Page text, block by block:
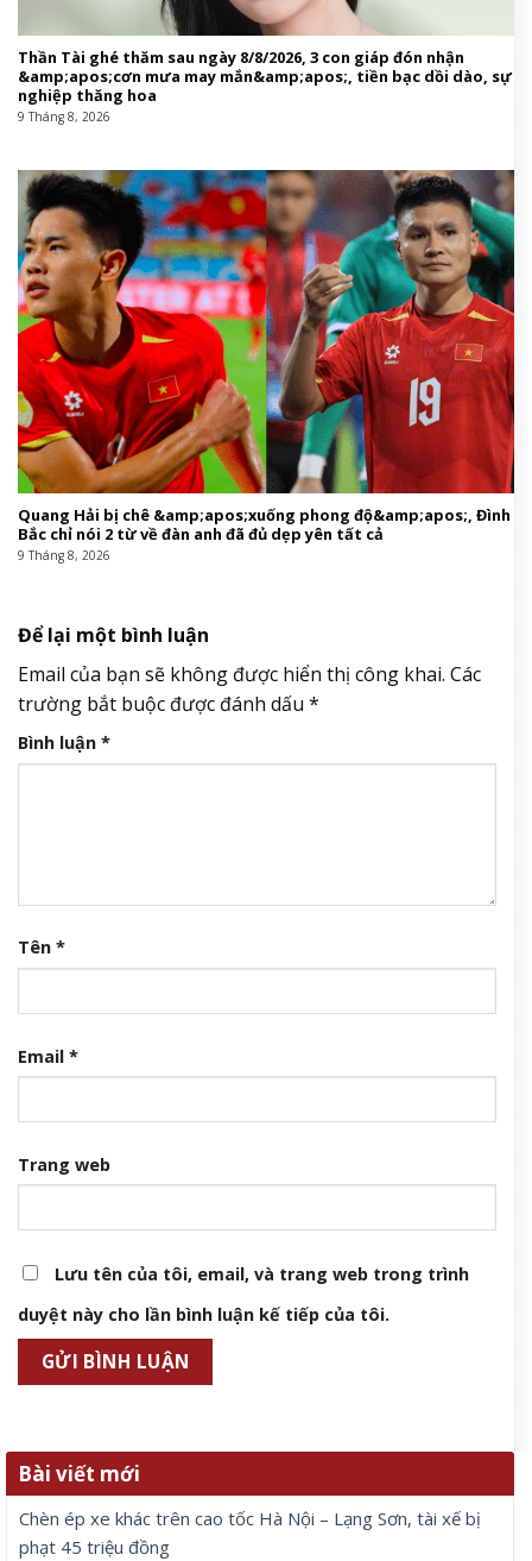
Thần Tài ghé thăm sau ngày 8/8/2026, 3 con giáp đón nhận
&amp;apos;cơn mưa may mắn&amp;apos;, tiền bạc dồi dào, sự
nghiệp thăng hoa
9 Tháng 8, 2026
Quang Hải bị chê &amp;apos;xuống phong độ&amp;apos;, Đình
Bắc chỉ nói 2 từ về đàn anh đã đủ dẹp yên tất cả
9 Tháng 8, 2026
Để lại một bình luận
Email của bạn sẽ không được hiển thị công khai. Các
trường bắt buộc được đánh dấu *
Bình luận *
Tên *
Email *
Trang web
Lưu tên của tôi, email, và trang web trong trình
duyệt này cho lần bình luận kế tiếp của tôi.
Bài viết mới
Chèn ép xe khác trên cao tốc Hà Nội – Lạng Sơn, tài xế bị
phạt 45 triệu đồng